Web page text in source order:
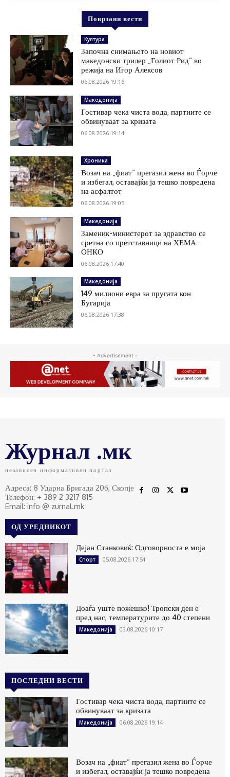
Поврзани вести
Култура
Започна снимањето на новиот
македонски трилер „Голиот Рид“ во
режија на Игор Алексов
06.08.2026 19:16
Македонија
Гостивар чека чиста вода, партиите се
обвинуваат за кризата
06.08.2026 19:14
Хроника
Возач на „фиат“ прегазил жена во Ѓорче
и избегал, оставајќи ја тешко повредена
на асфалтот
06.08.2026 19:05
Македонија
Заменик-министерот за здравство се
сретна со претставници на ХЕМА-
ОНКО
06.08.2026 17:40
Македонија
149 милиони евра за пругата кон
Бугарија
06.08.2026 17:38
- Advertisement -
Журнал .мк
независен информативен портал
Адреса: 8 Ударна Бригада 20б, Скопје
Телефон: + 389 2 3217 815
Email: info @ zurnal.mk
ОД УРЕДНИКОТ
Дејан Станковиќ: Одговорноста е моја
Спорт 05.08.2026 17:51
Доаѓа уште пожешко! Тропски ден е
пред нас, температурите до 40 степени
Македонија 03.08.2026 10:17
ПОСЛЕДНИ ВЕСТИ
Гостивар чека чиста вода, партиите се
обвинуваат за кризата
Македонија 06.08.2026 19:14
Возач на „фиат“ прегазил жена во Ѓорче
и избегал, оставајќи ја тешко повредена